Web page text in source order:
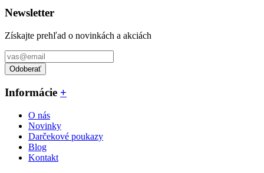
Newsletter
Získajte prehľad o novinkách a akciách
Odoberať
Informácie +
O nás
Novinky
Darčekové poukazy
Blog
Kontakt